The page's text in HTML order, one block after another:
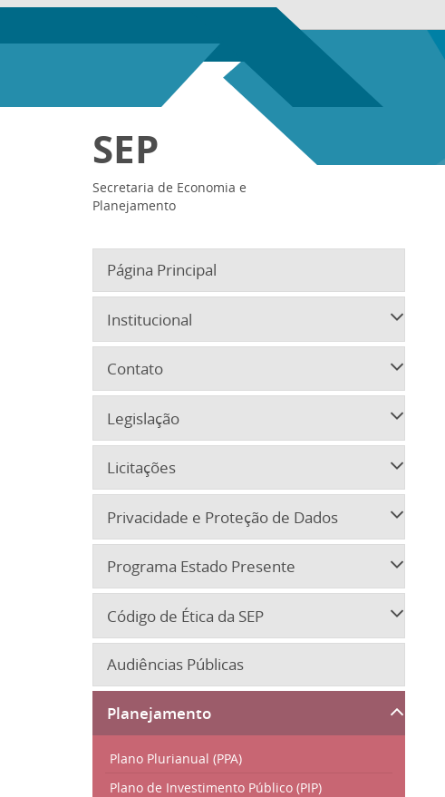
SEP
Secretaria de Economia e
Planejamento
Página Principal
Institucional
Contato
Legislação
Licitações
Privacidade e Proteção de Dados
Programa Estado Presente
Código de Ética da SEP
Audiências Públicas
Planejamento
Plano Plurianual (PPA)
Plano de Investimento Público (PIP)